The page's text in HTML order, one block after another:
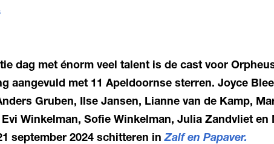
dag met énorm veel talent is de cast voor
aangevuld met 11 Apeldoornse sterren. Joyce
Gruben, Ilse Jansen, Lianne van de Kamp,
Winkelman, Sofie Winkelman, Julia Zandvliet
september 2024 schitteren inZalf en Papaver.